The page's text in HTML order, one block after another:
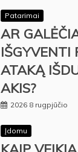
Patarimai
AR
IŠGYVENTI
ATAKĄ
AKIS?
2026 8 rugpjūčio
Įdomu